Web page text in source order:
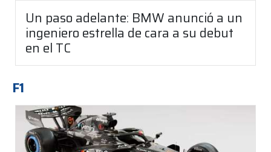
Un paso adelante: BMW anunció a un
ingeniero estrella de cara a su debut
en el TC
F1